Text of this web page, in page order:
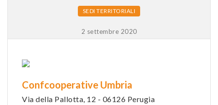
SEDI TERRITORIALI
2 settembre 2020
Confcooperative Umbria
Via della Pallotta, 12 - 06126 Perugia